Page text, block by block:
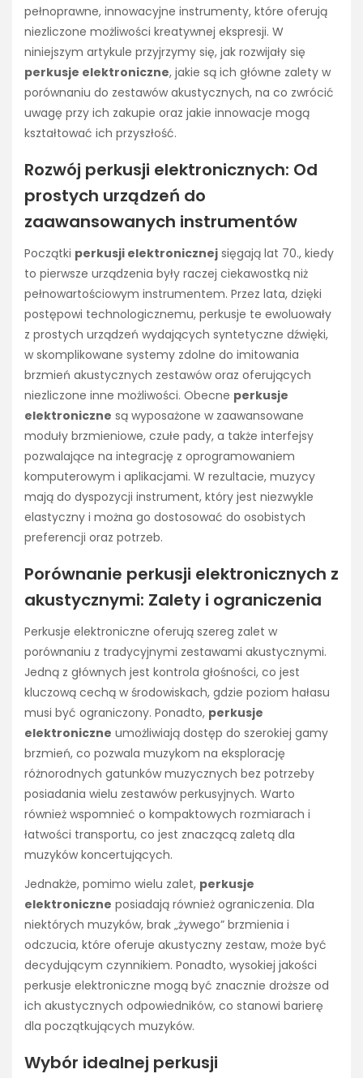
pełnoprawne, innowacyjne instrumenty, które oferują
niezliczone możliwości kreatywnej ekspresji. W
niniejszym artykule przyjrzymy się, jak rozwijały się
perkusje elektroniczne, jakie są ich główne zalety w
porównaniu do zestawów akustycznych, na co zwrócić
uwagę przy ich zakupie oraz jakie innowacje mogą
kształtować ich przyszłość.
Rozwój perkusji elektronicznych: Od
prostych urządzeń do
zaawansowanych instrumentów
Początki perkusji elektronicznej sięgają lat 70., kiedy
to pierwsze urządzenia były raczej ciekawostką niż
pełnowartościowym instrumentem. Przez lata, dzięki
postępowi technologicznemu, perkusje te ewoluowały
z prostych urządzeń wydających syntetyczne dźwięki,
w skomplikowane systemy zdolne do imitowania
brzmień akustycznych zestawów oraz oferujących
niezliczone inne możliwości. Obecne perkusje
elektroniczne są wyposażone w zaawansowane
moduły brzmieniowe, czułe pady, a także interfejsy
pozwalające na integrację z oprogramowaniem
komputerowym i aplikacjami. W rezultacie, muzycy
mają do dyspozycji instrument, który jest niezwykle
elastyczny i można go dostosować do osobistych
preferencji oraz potrzeb.
Porównanie perkusji elektronicznych z
akustycznymi: Zalety i ograniczenia
Perkusje elektroniczne oferują szereg zalet w
porównaniu z tradycyjnymi zestawami akustycznymi.
Jedną z głównych jest kontrola głośności, co jest
kluczową cechą w środowiskach, gdzie poziom hałasu
musi być ograniczony. Ponadto, perkusje
elektroniczne umożliwiają dostęp do szerokiej gamy
brzmień, co pozwala muzykom na eksplorację
różnorodnych gatunków muzycznych bez potrzeby
posiadania wielu zestawów perkusyjnych. Warto
również wspomnieć o kompaktowych rozmiarach i
łatwości transportu, co jest znaczącą zaletą dla
muzyków koncertujących.
Jednakże, pomimo wielu zalet, perkusje
elektroniczne posiadają również ograniczenia. Dla
niektórych muzyków, brak „żywego” brzmienia i
odczucia, które oferuje akustyczny zestaw, może być
decydującym czynnikiem. Ponadto, wysokiej jakości
perkusje elektroniczne mogą być znacznie droższe od
ich akustycznych odpowiedników, co stanowi barierę
dla początkujących muzyków.
Wybór idealnej perkusji